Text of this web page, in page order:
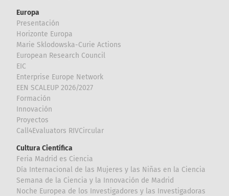
Europa
Presentación
Horizonte Europa
Marie Sklodowska-Curie Actions
European Research Council
EIC
Enterprise Europe Network
EEN SCALEUP 2026/2027
Formación
Innovación
Proyectos
Call4Evaluators RIVCircular
Cultura Científica
Feria Madrid es Ciencia
Día Internacional de las Mujeres y las Niñas en la Ciencia
Semana de la Ciencia y la Innovación de Madrid
Noche Europea de los Investigadores y las Investigadoras